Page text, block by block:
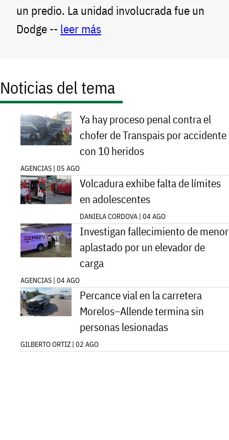
un predio. La unidad involucrada fue un
Dodge -- leer más
Noticias del tema
Ya hay proceso penal contra el
chofer de Transpais por accidente
con 10 heridos
AGENCIAS | 05 AGO
Volcadura exhibe falta de límites
en adolescentes
DANIELA CORDOVA | 04 AGO
Investigan fallecimiento de menor
aplastado por un elevador de
carga
AGENCIAS | 04 AGO
Percance vial en la carretera
Morelos–Allende termina sin
personas lesionadas
GILBERTO ORTIZ | 02 AGO